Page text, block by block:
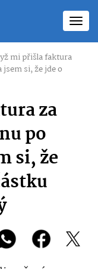
mi přišla faktura
si, že jde o
za
po
si, že